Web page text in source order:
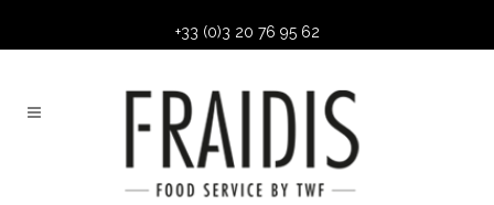
+33 (0)3 20 76 95 62